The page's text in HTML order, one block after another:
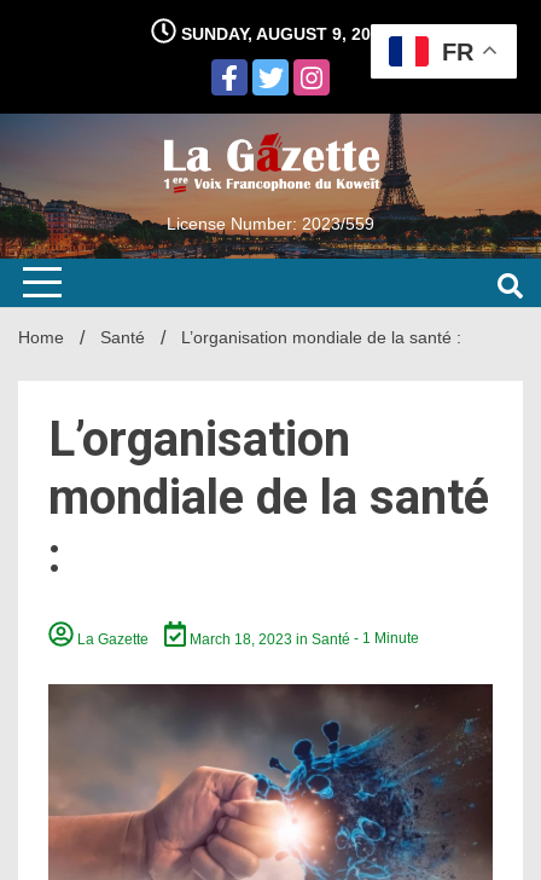
SUNDAY, AUGUST 9, 2026
License Number: 2023/559
Home Santé L’organisation mondiale de la santé :
L’organisation
mondiale de la santé
:
La Gazette March 18, 2023inSanté - 1 Minute
FR